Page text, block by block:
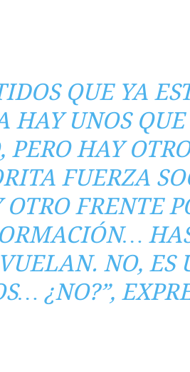
QUE YA
HAY UNOS QUE
HAY
FUERZA
FRENTE
NO, ES
¿NO?”,